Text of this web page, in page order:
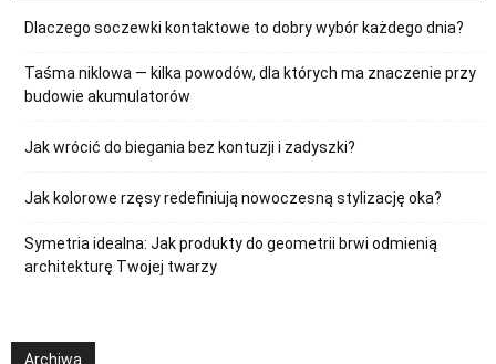
Dlaczego soczewki kontaktowe to dobry wybór każdego dnia?
Taśma niklowa — kilka powodów, dla których ma znaczenie przy
budowie akumulatorów
Jak wrócić do biegania bez kontuzji i zadyszki?
Jak kolorowe rzęsy redefiniują nowoczesną stylizację oka?
Symetria idealna: Jak produkty do geometrii brwi odmienią
architekturę Twojej twarzy
Archiwa